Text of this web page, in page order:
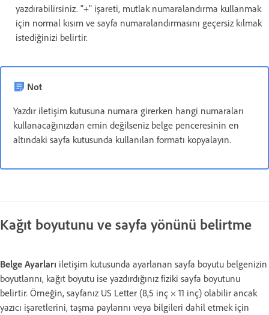
yazdırabilirsiniz. "+" işareti, mutlak numaralandırma kullanmak
için normal kısım ve sayfa numaralandırmasını geçersiz kılmak
istediğinizi belirtir.
Not
Yazdır iletişim kutusuna numara girerken hangi numaraları
kullanacağınızdan emin değilseniz belge penceresinin en
altındaki sayfa kutusunda kullanılan formatı kopyalayın.
Kağıt boyutunu ve sayfa yönünü belirtme
Belge Ayarları iletişim kutusunda ayarlanan sayfa boyutu belgenizin
boyutlarını, kağıt boyutu ise yazdırdığınız fiziki sayfa boyutunu
belirtir. Örneğin, sayfanız US Letter (8,5 inç × 11 inç) olabilir ancak
yazıcı işaretlerini, taşma paylarını veya bilgileri dahil etmek için